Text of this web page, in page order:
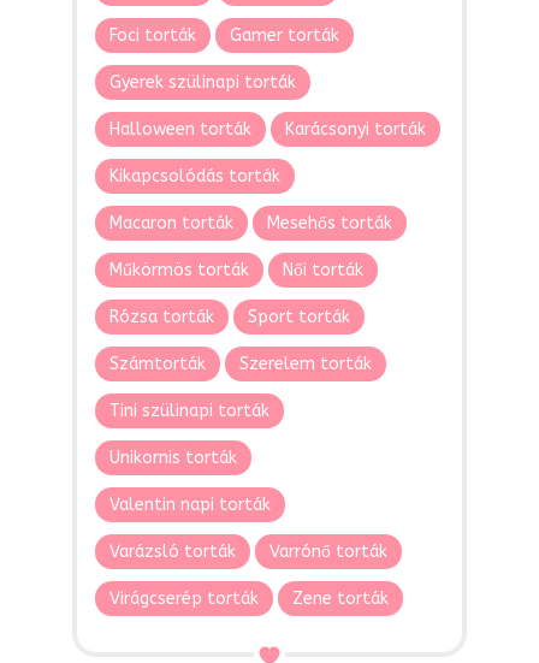
Foci torták Gamer torták
Gyerek szülinapi torták
Halloween torták Karácsonyi torták
Kikapcsolódás torták
Macaron torták Mesehős torták
Műkörmös torták Női torták
Rózsa torták Sport torták
Számtorták Szerelem torták
Tini szülinapi torták
Unikornis torták
Valentin napi torták
Varázsló torták Varrónő torták
Virágcserép torták Zene torták